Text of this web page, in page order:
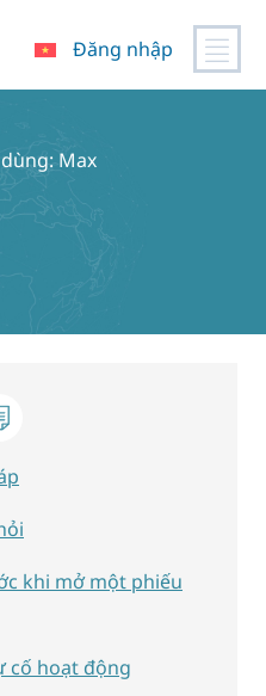
Đăng nhập
Max
khi mở một phiếu
cố hoạt động